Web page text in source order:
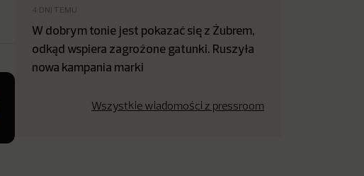
4 DNI TEMU
W dobrym tonie jest pokazać się z Żubrem,
odkąd wspiera zagrożone gatunki. Ruszyła
nowa kampania marki
Wszystkie wiadomości z pressroom